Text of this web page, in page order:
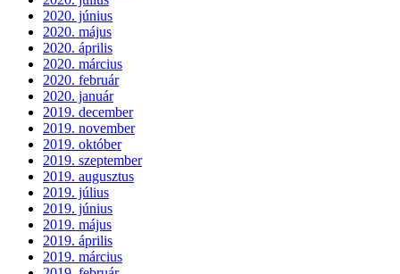
2020. június
2020. május
2020. április
2020. március
2020. február
2020. január
2019. december
2019. november
2019. október
2019. szeptember
2019. augusztus
2019. július
2019. június
2019. május
2019. április
2019. március